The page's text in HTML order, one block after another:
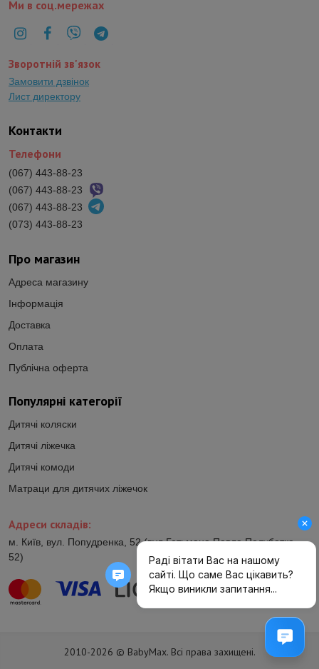
Популярні категорії
Дитячі коляски
Дитячі ліжечка
Дитячі комоди
Матраци для дитячих ліжечок
Про магазин
Адреса магазину
Інформація
Доставка
Оплата
Публічна оферта
Контакти
Телефони
(067) 443-88-23
(067) 443-88-23
(067) 443-88-23
(073) 443-88-23
Адреси складів:
м. Київ, вул. Попудренка, 52 (вул.Гетьмана Павла Полуботка,
52)
Ми в соц.мережах
Зворотній зв'язок
Замовити дзвінок
Лист директору
2010-2026 © BabyMax. Всі права захищені.